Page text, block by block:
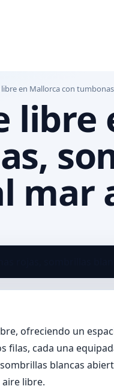
libre en Mallorca con
libre
mar
ofreciendo un
filas, cada una
blancas
libre.